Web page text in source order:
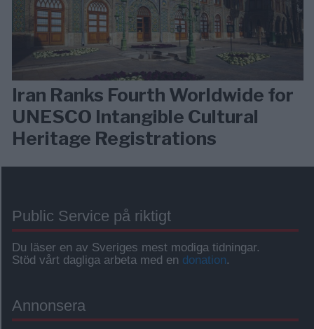
Iran Ranks Fourth Worldwide for
UNESCO Intangible Cultural
Heritage Registrations
Public Service på riktigt
Du läser en av Sveriges mest modiga tidningar.
Stöd vårt dagliga arbeta med en donation.
Annonsera